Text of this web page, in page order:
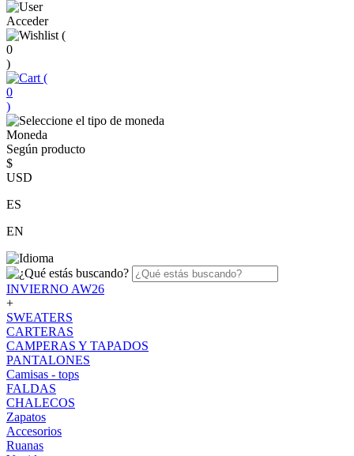
Acceder
(
0
)
(
0
)
Moneda
Según producto
$
USD
ES
EN
INVIERNO AW26
+
SWEATERS
CARTERAS
CAMPERAS Y TAPADOS
PANTALONES
Camisas - tops
FALDAS
CHALECOS
Zapatos
Accesorios
Ruanas